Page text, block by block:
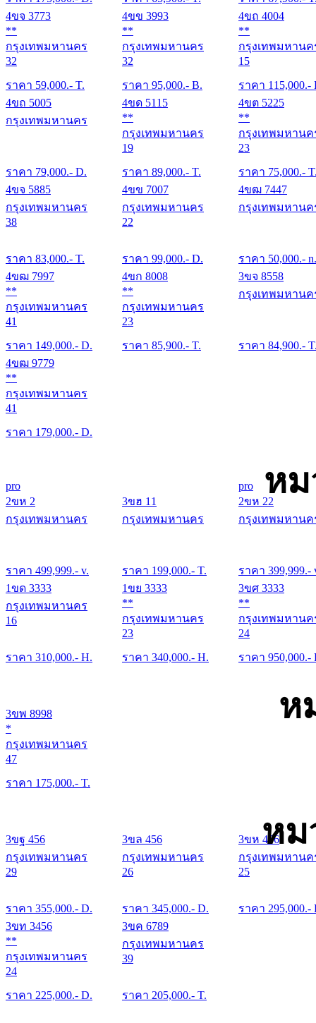
4ขจ 3773
**
กรุงเทพมหานคร
32
ราคา 59,000.- T.
4ขข 3993
**
กรุงเทพมหานคร
32
ราคา 95,000.- B.
4ขถ 4004
**
กรุงเทพมหานค
15
ราคา 115,000.-
4ขถ 5005
กรุงเทพมหานคร
ราคา 79,000.- D.
4ขด 5115
**
กรุงเทพมหานคร
19
ราคา 89,000.- T.
4ขต 5225
**
กรุงเทพมหานค
23
ราคา 75,000.-
4ขจ 5885
กรุงเทพมหานคร
38
ราคา 83,000.- T.
4ขข 7007
กรุงเทพมหานคร
22
ราคา 99,000.- D.
4ขฒ 7447
กรุงเทพมหานค
ราคา 50,000.- n.
4ขฒ 7997
**
กรุงเทพมหานคร
41
ราคา 149,000.- D.
4ขก 8008
**
กรุงเทพมหานคร
23
ราคา 85,900.- T.
3ขจ 8558
กรุงเทพมหานค
ราคา 84,900.-
4ขฒ 9779
**
กรุงเทพมหานคร
41
ราคา 179,000.- D.
หม
pro
2ขห 2
กรุงเทพมหานคร
ราคา 499,999.- v.
3ขฮ 11
กรุงเทพมหานคร
ราคา 199,000.- T.
pro
2ขห 22
กรุงเทพมหานค
ราคา 399,999.-
1ขด 3333
กรุงเทพมหานคร
16
ราคา 310,000.- H.
1ขย 3333
**
กรุงเทพมหานคร
23
ราคา 340,000.- H.
3ขศ 3333
**
กรุงเทพมหานค
24
ราคา 950,000.-
ห
3ขพ 8998
*
กรุงเทพมหานคร
47
ราคา 175,000.- T.
หม
3ขฐ 456
กรุงเทพมหานคร
29
ราคา 355,000.- D.
3ขล 456
กรุงเทพมหานคร
26
ราคา 345,000.- D.
3ขห 456
กรุงเทพมหานค
25
ราคา 295,000.-
3ขท 3456
**
กรุงเทพมหานคร
24
ราคา 225,000.- D.
3ขค 6789
กรุงเทพมหานคร
39
ราคา 205,000.- T.